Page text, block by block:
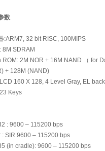
数
:ARM7, 32 bit RISC, 100MIPS
8M SDRAM
ROM: 2M NOR + 16M NAND （ for
+ 128M (NAND)
160 X 128, 4 Level Gray, EL
Keys
: 9600 – 115200 bps
: SIR 9600 – 115200 bps
(in cradle): 9600 – 115200 bps